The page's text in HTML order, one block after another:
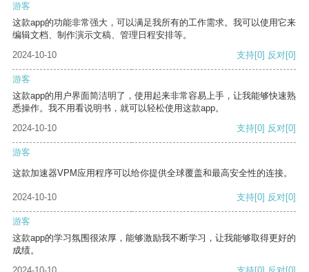
游客
这款app的功能非常强大，可以满足我所有的工作需求。我可以使用它来
编辑文档、制作演示文稿、管理日程安排等。
2024-10-10
支持[0] 反对[0]
游客
这款app的用户界面简洁明了，使用起来非常容易上手，让我能够快速熟
悉操作。我不用看说明书，就可以轻松使用这款app。
2024-10-10
支持[0] 反对[0]
游客
这款加速器VPM应用程序可以给你提供全球覆盖和最高安全性的连接。
2024-10-10 支持[0] 反对[0]
游客
这款app的学习氛围很浓厚，能够激励我不断学习，让我能够取得更好的
成绩。